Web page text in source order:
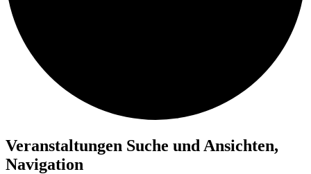
Veranstaltungen Suche und Ansichten,
Navigation